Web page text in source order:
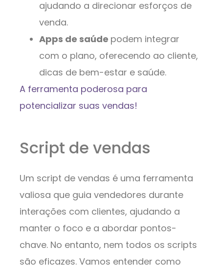
ajudando a direcionar esforços de
venda.
Apps de saúde podem integrar
com o plano, oferecendo ao cliente,
dicas de bem-estar e saúde.
A ferramenta poderosa para
potencializar suas vendas!
Script de vendas
Um script de vendas é uma ferramenta
valiosa que guia vendedores durante
interações com clientes, ajudando a
manter o foco e a abordar pontos-
chave. No entanto, nem todos os scripts
são eficazes. Vamos entender como